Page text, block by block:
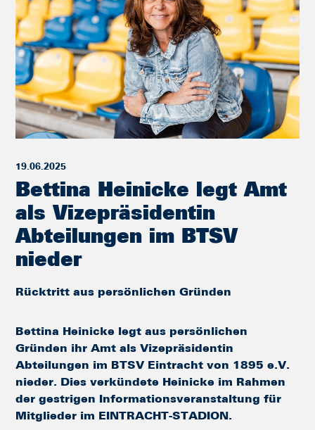
19.06.2025
Bettina Heinicke legt Amt
als Vizepräsidentin
Abteilungen im BTSV
nieder
Rücktritt aus persönlichen Gründen
Bettina Heinicke legt aus persönlichen
Gründen ihr Amt als Vizepräsidentin
Abteilungen im BTSV Eintracht von 1895 e.V.
nieder. Dies verkündete Heinicke im Rahmen
der gestrigen Informationsveranstaltung für
Mitglieder im EINTRACHT-STADION.